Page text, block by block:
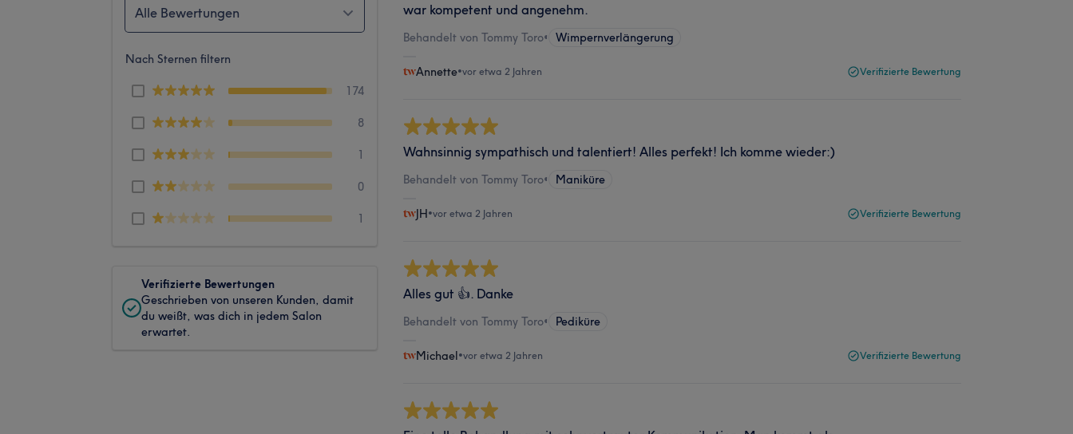
Alle Bewertungen
Nach Sternen filtern
174
8
1
0
1
Verifizierte Bewertungen
Geschrieben von unseren Kunden, damit
du weißt, was dich in jedem Salon
erwartet.
war kompetent und angenehm.
Behandelt von Tommy Toro• Wimpernverlängerung
Annette•vor etwa 2 Jahren Verifizierte Bewertung
Wahnsinnig sympathisch und talentiert! Alles perfekt! Ich komme wieder:)
Behandelt von Tommy Toro• Maniküre
JH•vor etwa 2 Jahren Verifizierte Bewertung
Alles gut 👍. Danke
Behandelt von Tommy Toro• Pediküre
Michael•vor etwa 2 Jahren Verifizierte Bewertung